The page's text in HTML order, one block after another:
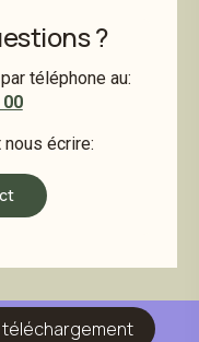
?
téléphone au:
écrire: